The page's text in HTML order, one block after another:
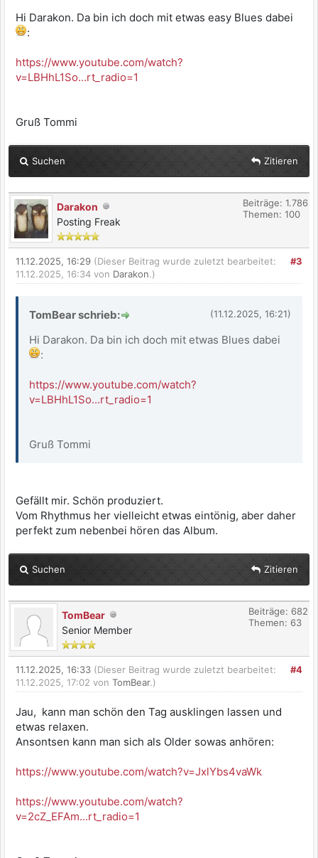
Hi Darakon. Da bin ich doch mit etwas easy Blues dabei
:
https://www.youtube.com/watch?
v=LBHhL1So...rt_radio=1
Gruß Tommi
Suchen Zitieren
Darakon
Posting Freak
Beiträge: 1.786
Themen: 100
#3
11.12.2025, 16:29 (Dieser Beitrag wurde zuletzt bearbeitet:
11.12.2025, 16:34 von Darakon.)
(11.12.2025, 16:21)
TomBear schrieb:
Hi Darakon. Da bin ich doch mit etwas Blues dabei
:
https://www.youtube.com/watch?
v=LBHhL1So...rt_radio=1
Gruß Tommi
Gefällt mir. Schön produziert.
Vom Rhythmus her vielleicht etwas eintönig, aber daher
perfekt zum nebenbei hören das Album.
Suchen Zitieren
TomBear
Senior Member
Beiträge: 682
Themen: 63
#4
11.12.2025, 16:33 (Dieser Beitrag wurde zuletzt bearbeitet:
11.12.2025, 17:02 von TomBear.)
Jau, kann man schön den Tag ausklingen lassen und
etwas relaxen.
Ansontsen kann man sich als Older sowas anhören:
https://www.youtube.com/watch?v=JxlYbs4vaWk
https://www.youtube.com/watch?
v=2cZ_EFAm...rt_radio=1